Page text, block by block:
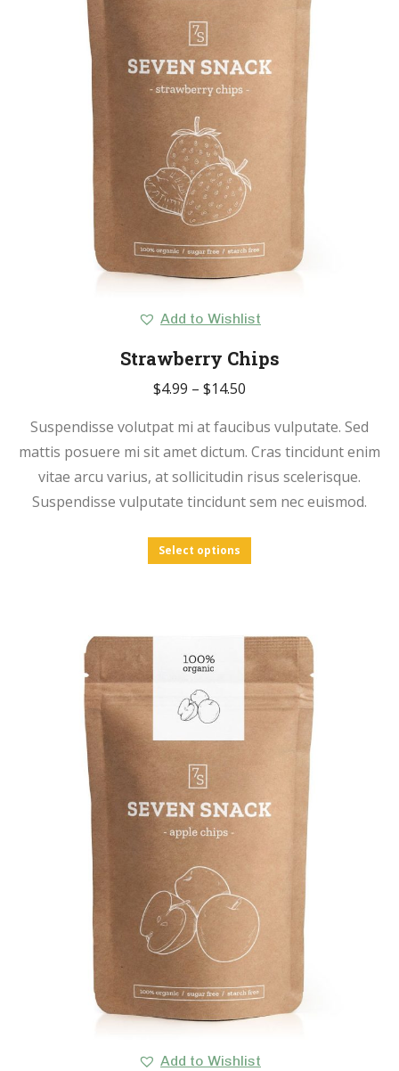
Add to Wishlist
Strawberry Chips
$4.99 – $14.50
Suspendisse volutpat mi at faucibus vulputate. Sed
mattis posuere mi sit amet dictum. Cras tincidunt enim
vitae arcu varius, at sollicitudin risus scelerisque.
Suspendisse vulputate tincidunt sem nec euismod.
Select options
Add to Wishlist